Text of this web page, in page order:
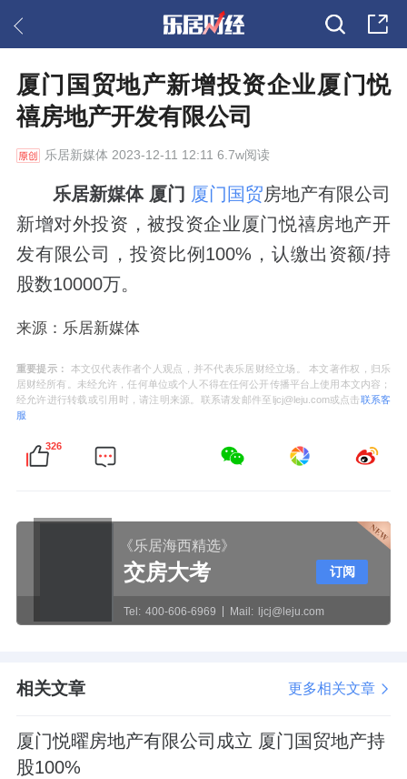
厦门国贸地产新增投资企业厦门悦
禧房地产开发有限公司
乐居新媒体 2023-12-11 12:11 6.7w阅读
乐居新媒体 厦门 厦门国贸房地产有限公司
新增对外投资，被投资企业厦门悦禧房地产开
发有限公司，投资比例100%，认缴出资额/持
股数10000万。
来源：乐居新媒体
重要提示：
本文仅代表作者个人观点，并不代表乐居财经立场。 本文著作权，归乐
居财经所有。未经允许，任何单位或个人不得在任何公开传播平台上使用本文内容；
经允许进行转载或引用时，请注明来源。联系请发邮件至ljcj@leju.com或点击联系客
服
326
《乐居海西精选》
交房大考
Tel: 400-606-6969 Mail: ljcj@leju.com
订阅
相关文章 更多相关文章
厦门悦曜房地产有限公司成立 厦门国贸地产持
股100%